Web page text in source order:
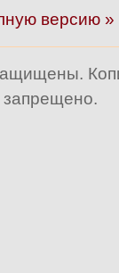
версию »